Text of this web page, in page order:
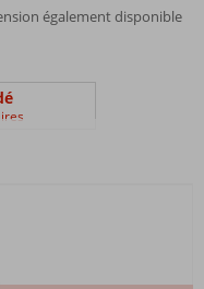
également disponible